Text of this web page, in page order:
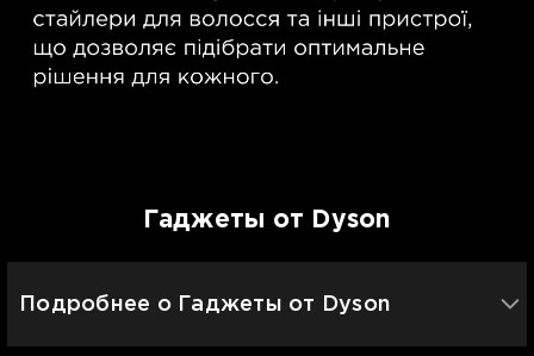
Гаджеты от Dyson
Подробнее о Гаджеты от Dyson